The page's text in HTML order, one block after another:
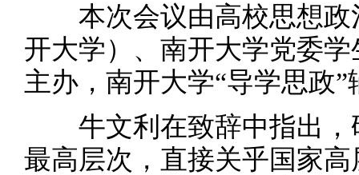
本次会议由高校思想政
开大学）、南开大学党委
主办，南开大学“导学思政
牛文利在致辞中指出，
最高层次，直接关乎国家